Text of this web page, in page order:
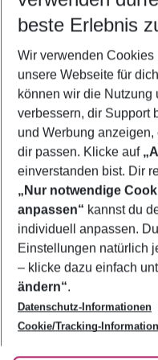
2 Erwachsene Keine
Mehr
Footer
Footer navigation
Über uns
AGB
Bestpreisgarantie
Cookie-Einstellungen
Cookie-Richtlinie
Agenturbetreuung
Barrierefreies Reisen
Folge uns
beste Erlebnis
Wir verwenden
unsere Webseite für
können wir die Nutzung
verbessern, dir Support
und Werbung
dir passen. Klicke auf
einverstanden bist. Dir
„Nur notwendige
anpassen“ kannst du
individuell anpassen.
Einstellungen natürlich
– klicke dazu einfach
ändern“.
Datenschutz-Informationen
Cookie/Tracking-